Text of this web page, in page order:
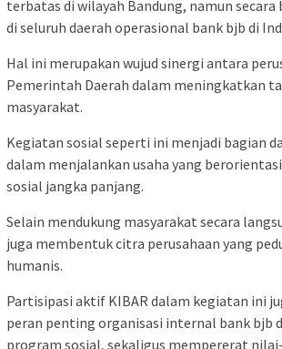
terbatas di wilayah Bandung, namun secara
di seluruh daerah operasional bank bjb di
Hal ini merupakan wujud sinergi antara
Pemerintah Daerah dalam meningkatkan
masyarakat.
Kegiatan sosial seperti ini menjadi bagian
dalam menjalankan usaha yang
sosial jangka panjang.
Selain mendukung masyarakat secara
juga membentuk citra perusahaan yang
humanis.
Partisipasi aktif KIBAR dalam kegiatan ini
peran penting organisasi internal bank bjb
program sosial, sekaligus mempererat